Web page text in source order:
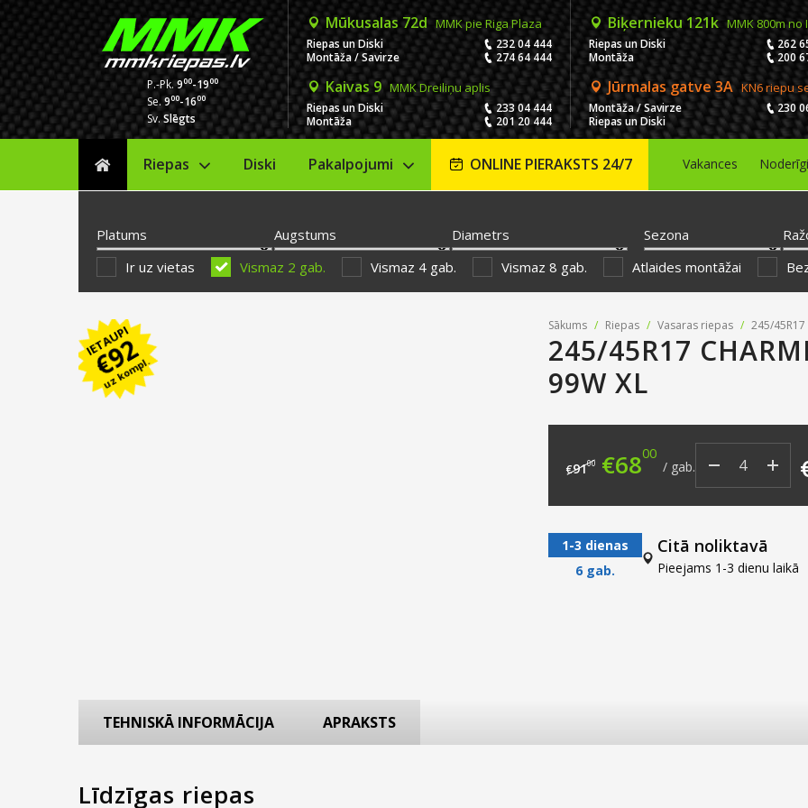
P.-Pk.900-1900
Se.900-1600
Sv.Slēgts
Mūkusalas 72d MMK pie Riga Plaza
Riepas un Diski
232 04 444
Montāža / Savirze
274 64 444
Biķernieku 121k MMK 800m no
Riepas un Diski
262
Montāža
200
Kaivas 9 MMK Dreiliņu aplis
Riepas un Diski
233 04 444
Montāža
201 20 444
Jūrmalas gatve 3A KN6 riepu
Montāža / Savirze
230
Riepas un Diski
Sākums
Riepas Diski Pakalpojumi ONLINE PIERAKSTS 24/7 Vakances Noderīgi
Platums Augstums Diametrs Sezona
Ir uz vietas Vismaz 2 gab. Vismaz 4 gab. Vismaz 8 gab. Atlaides montāžai
IETAUPI
€
92
uz kompl.
Sākums / Riepas / Vasaras riepas / 245/
245/45R17
99W XL
€9100 Original price was:
€6800 Current price
/ gab.
1-3 dienas
6 gab.
Citā noliktavā
Pieejams 1-3 dienu laikā
TEHNISKĀ INFORMĀCIJA APRAKSTS
Līdzīgas riepas